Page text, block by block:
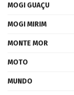
MOGI GUAÇU
MOGI MIRIM
MONTE MOR
MOTO
MUNDO